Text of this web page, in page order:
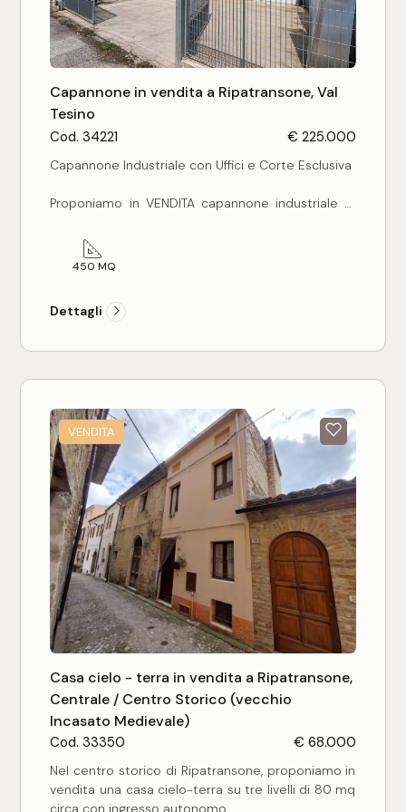
Capannone in vendita a Ripatransone, Val
Tesino
Cod. 34221 € 225.000
Capannone Industriale con Uffici e Corte Esclusiva
Proponiamo in VENDITA capannone industriale di
di attività produttive, artigianali o logistiche.
* 120 mq ad uso uffici, ben distribuiti e funzionali
ampia area operativa
* Pavimentazione industriale in ottime condizioni
* Servizio igienico presente
Completa la proprietà una corte esclusiva
recintata di circa 105 mq, ideale per manovra
mezzi, carico/scarico o parcheggio.
Soluzione versatile, adatta a molteplici attività,
con ottime potenzialità operative.
450 MQ
Dettagli
VENDITA
Casa cielo - terra in vendita a Ripatransone,
Centrale / Centro Storico (vecchio
Incasato Medievale)
Cod. 33350 € 68.000
Nel centro storico di Ripatransone, proponiamo in
vendita una casa cielo-terra su tre livelli di 80 mq
circa con ingresso autonomo.